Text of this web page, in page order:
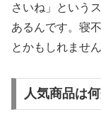
さいね」という
あるんです。寝
とかもしれません
人気商品は